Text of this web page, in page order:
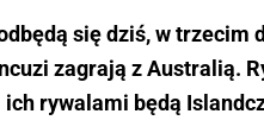
się dziś, w trzecim
zagrają z Australią.
ich rywalami będą